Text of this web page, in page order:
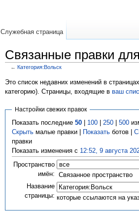
Связанные правки
← Категория:Вольск
Это список недавних изменений в
категорию). Страницы, входящие в ваш
Настройки свежих правок
Показать последние 50| 100| 250| 500
Скрытьмалые правки | Показатьботов |
правки
Показать изменения с 12:52, 9 августа
Пространство
имён: Связанное пространство
Название
страницы: которые ссылаются на
Служебная страница